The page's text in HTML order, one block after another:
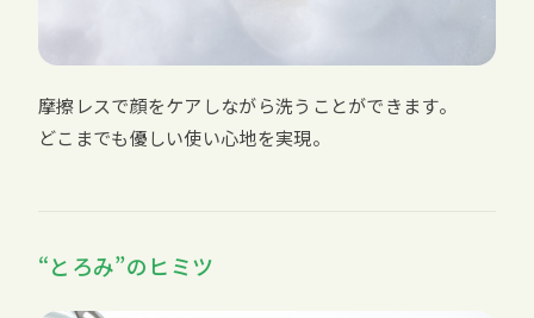
摩擦レスで顔をケアしながら洗うことができます。
どこまでも優しい使い心地を実現。
“とろみ”のヒミツ